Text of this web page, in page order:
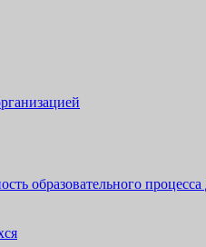
образовательного процесса